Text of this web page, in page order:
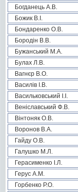
Богданець А.В.
Божик В.І.
Бондаренко О.В.
Бородін В.В.
Бужанський М.А.
Булах Л.В.
Вагнєр В.О.
Василів І.В.
Васильковський І.І.
Веніславський Ф.В.
Вінтоняк О.В.
Воронов В.А.
Гайду О.В.
Галушко М.Л.
Герасименко І.Л.
Герус А.М.
Горбенко Р.О.